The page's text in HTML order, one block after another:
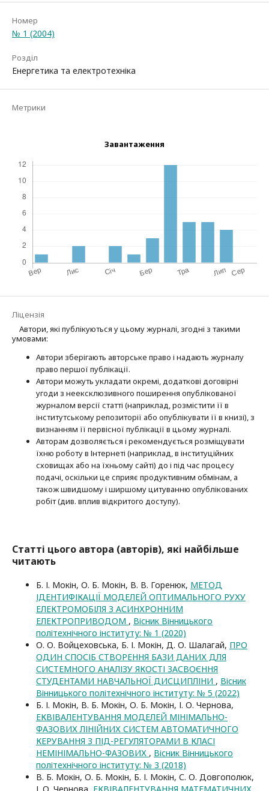
Номер
№ 1 (2004)
Розділ
Енергетика та електротехніка
Метрики
Завантаження
Ліцензія
Автори, які публікуються у цьому журналі, згодні з такими
умовами:
Автори зберігають авторське право і надають журналу
право першої публі­кації.
Автори можуть укладати окремі, додат­кові договірні
угоди з неексклюзив­ного поширення опублікованої
журналом версії статті (наприклад, розмістити її в
інститутському репозиторії або опубліку­вати її в книзі), з
визнанням її первісної публікації в цьому журналі.
Авторам дозволяється і рекомендується розміщувати
їхню роботу в Інтернеті (наприклад, в інституційних
сховищах або на їхньому сайті) до і під час процесу
подачі, оскільки це сприяє продуктивним обмінам, а
також швидшому і ширшому цитуванню опубліко­ва­них
робіт (див. вплив відкритого доступу).
Статті цього автора (авторів), які найбільше
читають
Б. І. Мокін, О. Б. Мокін, В. В. Горенюк, МЕТОД
ІДЕНТИФІКАЦІЇ МОДЕЛЕЙ ОПТИМАЛЬНОГО РУХУ
ЕЛЕКТРОМОБІЛЯ З АСИНХРОННИМ
ЕЛЕКТРОПРИВОДОМ , Вісник Вінницького
політехнічного інституту: № 1 (2020)
О. О. Войцеховська, Б. І. Мокін, Д. О. Шалагай, ПРО
ОДИН СПОСІБ СТВОРЕННЯ БАЗИ ДАНИХ ДЛЯ
СИСТЕМНОГО АНАЛІЗУ ЯКОСТІ ЗАСВОЄННЯ
СТУДЕНТАМИ НАВЧАЛЬНОЇ ДИСЦИПЛІНИ , Вісник
Вінницького політехнічного інституту: № 5 (2022)
Б. І. Мокін, В. Б. Мокін, О. Б. Мокін, І. О. Чернова,
ЕКВІВАЛЕНТУВАННЯ МОДЕЛЕЙ МІНІМАЛЬНО-
ФАЗОВИХ ЛІНІЙНИХ СИСТЕМ АВТОМАТИЧНОГО
КЕРУВАННЯ З ПІД-РЕГУЛЯТОРАМИ В КЛАСІ
НЕМІНІМАЛЬНО-ФАЗОВИХ , Вісник Вінницького
політехнічного інституту: № 3 (2018)
В. Б. Мокін, О. Б. Мокін, Б. І. Мокін, С. О. Довгополюк,